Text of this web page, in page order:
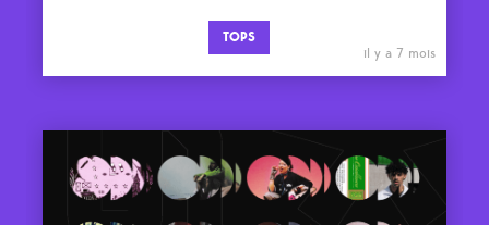
TOPS
il y a 7 mois